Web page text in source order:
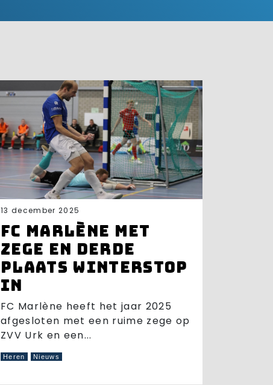
13 december 2025
FC Marlène met
zege en derde
plaats winterstop
in
FC Marlène heeft het jaar 2025
afgesloten met een ruime zege op
ZVV Urk en een...
Heren Nieuws